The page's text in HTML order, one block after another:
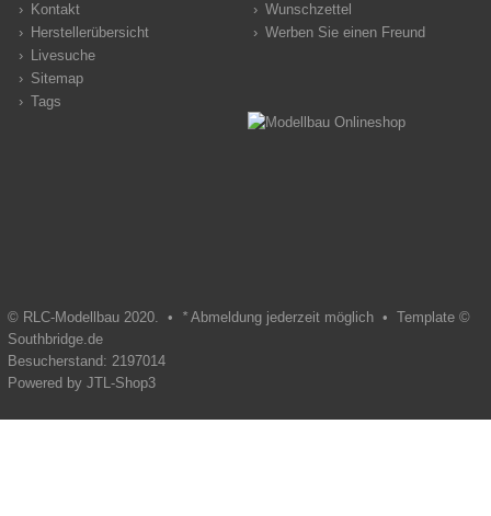
Kontakt
Herstellerübersicht
Livesuche
Sitemap
Tags
Wunschzettel
Werben Sie einen Freund
© RLC-Modellbau 2020. • *Abmeldung jederzeit möglich • Template ©
Southbridge.de
Besucherstand: 2197014
Powered by JTL-Shop3